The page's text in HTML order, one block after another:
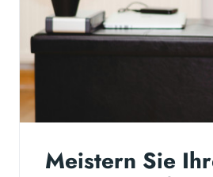
Meistern Sie